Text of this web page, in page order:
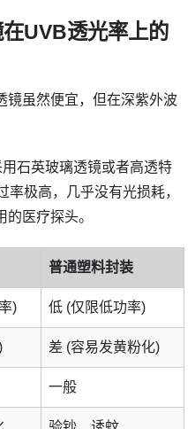
UVB透光率上的
镜虽然便宜，但在深紫外波
石英玻璃透镜或者高透特
极高，几乎没有光损耗，
医疗探头。
普通塑料封装
) 低 (仅限低功率)
差 (容易发黄粉化)
一般